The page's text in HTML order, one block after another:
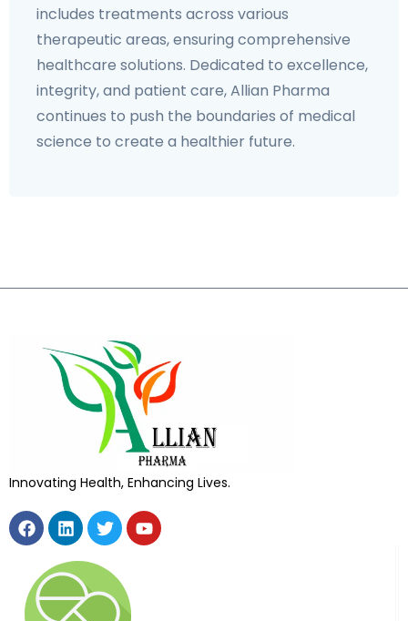
includes treatments across various
therapeutic areas, ensuring comprehensive
healthcare solutions. Dedicated to excellence,
integrity, and patient care, Allian Pharma
continues to push the boundaries of medical
science to create a healthier future.
Innovating Health, Enhancing Lives.